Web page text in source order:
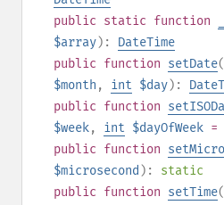
public static function
$array): DateTime
public function setDate(
$month , int $day):
public function
$week, int $dayOfWeek =
public function
$microsecond ): static
public function setTime(